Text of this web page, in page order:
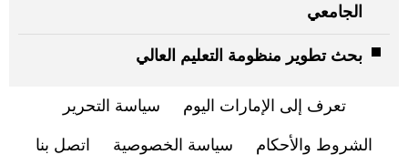
الجامعي
بحث تطوير منظومة التعليم العالي
تعرف إلى الإمارات اليوم سياسة التحرير
الشروط والأحكام سياسة الخصوصية اتصل بنا